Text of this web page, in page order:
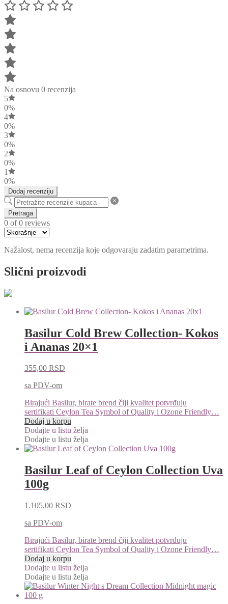
Na osnovu 0 recenzija
5
0%
4
0%
3
0%
2
0%
1
0%
Dodaj recenziju
Pretraga
0 of 0 reviews
Nažalost, nema recenzija koje odgovaraju zadatim parametrima.
Slični proizvodi
Basilur Cold Brew Collection- Kokos
i Ananas 20×1
355,00 RSD
sa PDV-om
Birajući Basilur, birate brend čiji kvalitet potvrđuju
sertifikati Ceylon Tea Symbol of Quality i Ozone Friendly…
Dodaj u korpu
Dodajte u listu želja
Dodajte u listu želja
Basilur Leaf of Ceylon Collection Uva
100g
1.105,00 RSD
sa PDV-om
Birajući Basilur, birate brend čiji kvalitet potvrđuju
sertifikati Ceylon Tea Symbol of Quality i Ozone Friendly…
Dodaj u korpu
Dodajte u listu želja
Dodajte u listu želja